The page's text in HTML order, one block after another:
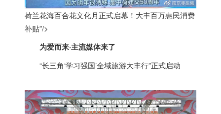
荷兰花海百合花文化月正式启幕！大丰百万惠民消费
补贴”/>
为爱而来·主流媒体来了
“长三角‘学习强国’全域旅游大丰行”正式启动